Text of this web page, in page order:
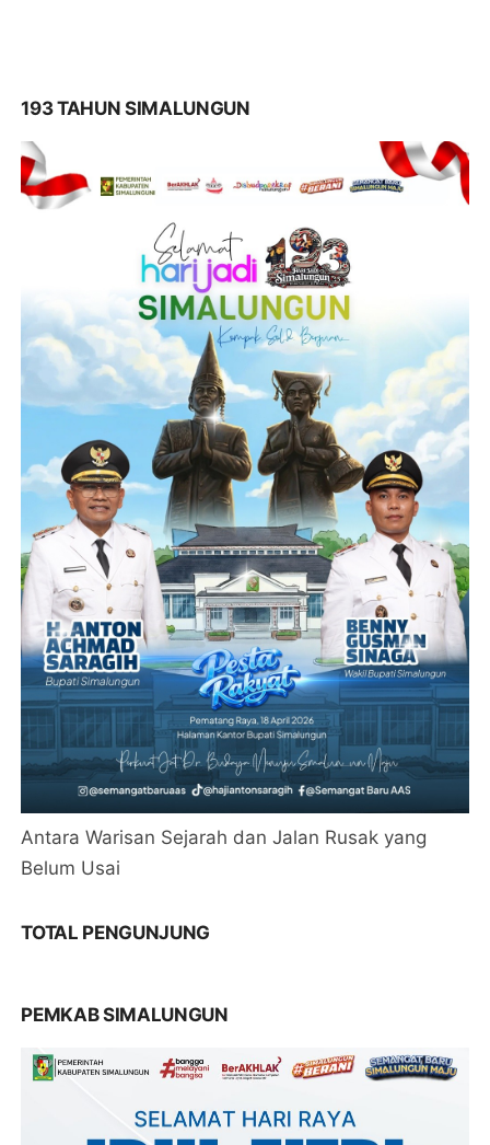
193 TAHUN SIMALUNGUN
Antara Warisan Sejarah dan Jalan Rusak yang
Belum Usai
TOTAL PENGUNJUNG
PEMKAB SIMALUNGUN